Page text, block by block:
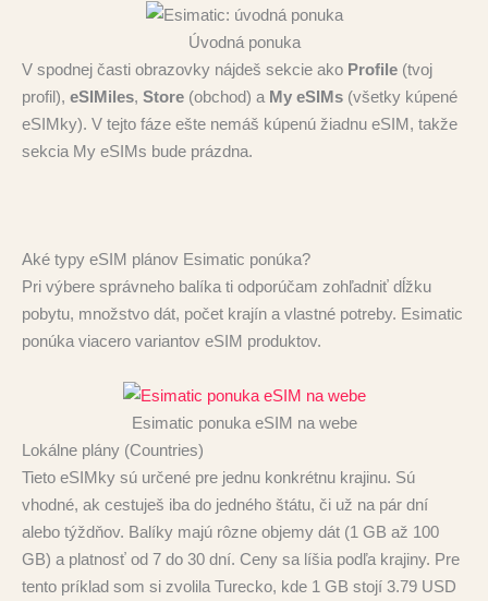
Úvodná ponuka
V spodnej časti obrazovky nájdeš sekcie ako Profile (tvoj
profil), eSIMiles, Store (obchod) a My eSIMs (všetky kúpené
eSIMky). V tejto fáze ešte nemáš kúpenú žiadnu eSIM, takže
sekcia My eSIMs bude prázdna.
Aké typy eSIM plánov Esimatic ponúka?
Pri výbere správneho balíka ti odporúčam zohľadniť dĺžku
pobytu, množstvo dát, počet krajín a vlastné potreby. Esimatic
ponúka viacero variantov eSIM produktov.
Esimatic ponuka eSIM na webe
Lokálne plány (Countries)
Tieto eSIMky sú určené pre jednu konkrétnu krajinu. Sú
vhodné, ak cestuješ iba do jedného štátu, či už na pár dní
alebo týždňov. Balíky majú rôzne objemy dát (1 GB až 100
GB) a platnosť od 7 do 30 dní. Ceny sa líšia podľa krajiny. Pre
tento príklad som si zvolila Turecko, kde 1 GB stojí 3.79 USD